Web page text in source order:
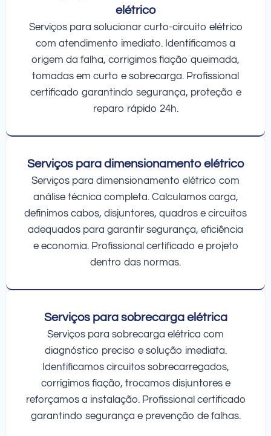
elétrico
Serviços para solucionar curto-circuito elétrico
com atendimento imediato. Identificamos a
origem da falha, corrigimos fiação queimada,
tomadas em curto e sobrecarga. Profissional
certificado garantindo segurança, proteção e
reparo rápido 24h.
Serviços para dimensionamento elétrico
Serviços para dimensionamento elétrico com
análise técnica completa. Calculamos carga,
definimos cabos, disjuntores, quadros e circuitos
adequados para garantir segurança, eficiência
e economia. Profissional certificado e projeto
dentro das normas.
Serviços para sobrecarga elétrica
Serviços para sobrecarga elétrica com
diagnóstico preciso e solução imediata.
Identificamos circuitos sobrecarregados,
corrigimos fiação, trocamos disjuntores e
reforçamos a instalação. Profissional certificado
garantindo segurança e prevenção de falhas.